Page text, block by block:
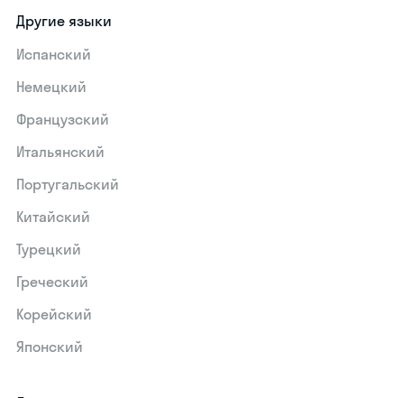
Другие языки
Испанский
Немецкий
Французский
Итальянский
Португальский
Китайский
Турецкий
Греческий
Корейский
Японский